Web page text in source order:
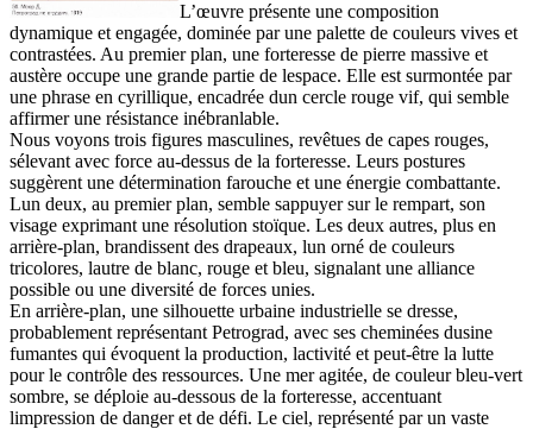
L’œuvre présente une composition
dynamique et engagée, dominée par une palette de couleurs vives et
contrastées. Au premier plan, une forteresse de pierre massive et
austère occupe une grande partie de lespace. Elle est surmontée par
une phrase en cyrillique, encadrée dun cercle rouge vif, qui semble
affirmer une résistance inébranlable.
Nous voyons trois figures masculines, revêtues de capes rouges,
sélevant avec force au-dessus de la forteresse. Leurs postures
suggèrent une détermination farouche et une énergie combattante.
Lun deux, au premier plan, semble sappuyer sur le rempart, son
visage exprimant une résolution stoïque. Les deux autres, plus en
arrière-plan, brandissent des drapeaux, lun orné de couleurs
tricolores, lautre de blanc, rouge et bleu, signalant une alliance
possible ou une diversité de forces unies.
En arrière-plan, une silhouette urbaine industrielle se dresse,
probablement représentant Petrograd, avec ses cheminées dusine
fumantes qui évoquent la production, lactivité et peut-être la lutte
pour le contrôle des ressources. Une mer agitée, de couleur bleu-vert
sombre, se déploie au-dessous de la forteresse, accentuant
limpression de danger et de défi. Le ciel, représenté par un vaste